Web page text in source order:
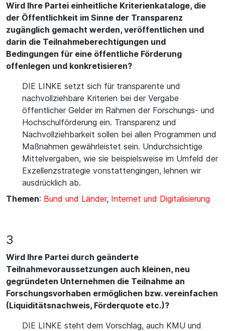
Wird Ihre Partei einheitliche Kriterienkataloge, die
der Öffentlichkeit im Sinne der Transparenz
zugänglich gemacht werden, veröffentlichen und
darin die Teilnahmeberechtigungen und
Bedingungen für eine öffentliche Förderung
offenlegen und konkretisieren?
DIE LINKE setzt sich für transparente und
nachvollziehbare Kriterien bei der Vergabe
öffentlicher Gelder im Rahmen der Forschungs- und
Hochschulförderung ein. Transparenz und
Nachvollziehbarkeit sollen bei allen Programmen und
Maßnahmen gewährleistet sein. Undurchsichtige
Mittelvergaben, wie sie beispielsweise im Umfeld der
Exzellenzstrategie vonstattengingen, lehnen wir
ausdrücklich ab.
Themen: Bund und Länder, Internet und Digitalisierung
3
Wird Ihre Partei durch geänderte
Teilnahmevoraussetzungen auch kleinen, neu
gegründeten Unternehmen die Teilnahme an
Forschungsvorhaben ermöglichen bzw. vereinfachen
(Liquiditätsnachweis, Förderquote etc.)?
DIE LINKE steht dem Vorschlag, auch KMU und